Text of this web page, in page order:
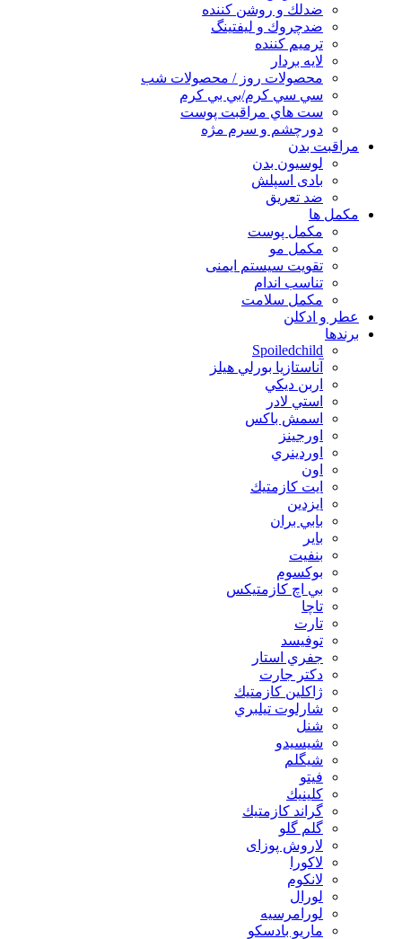
ضدلك و روشن كننده
ضدچروك و ليفتينگ
ترميم كننده
لايه بردار
محصولات روز / محصولات شب
سي سي كرم/بي بي كرم
ست هاي مراقبت پوست
دورچشم و سرم مژه
مراقبت بدن
لوسیون بدن
بادی اسپلش
ضد تعریق
مكمل ها
مکمل پوست
مکمل مو
تقویت سیستم ایمنی
تناسب اندام
مکمل سلامت
عطر و ادکلن
برندها
Spoiledchild
آناستازيا بورلي هيلز
اربن ديكي
استي لادر
اسمش باكس
اورجينز
اوردينري
اون
ايت كازمتيك
ايزدين
بابي بران
بایر
بنفيت
بوكسوم
بي اچ كازمتيكس
تاچا
تارت
توفيسد
جفري استار
دكتر جارت
ژاكلين كازمتيك
شارلوت تيلبري
شنل
شيسيدو
شیگلم
فيتو
كلينيك
گراند كازمتيك
گلم گلو
لاروش پوزای
لاكورا
لانكوم
لورال
لورامرسيه
ماريو بادسكو